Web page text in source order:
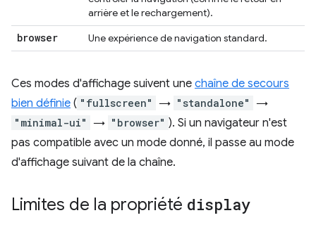
arrière et le rechargement).
browser Une expérience de navigation standard.
Ces modes d'affichage suivent une chaîne de secours
bien définie ( "fullscreen" → "standalone" →
"minimal-ui" → "browser" ). Si un navigateur n'est
pas compatible avec un mode donné, il passe au mode
d'affichage suivant de la chaîne.
Limites de la propriété display